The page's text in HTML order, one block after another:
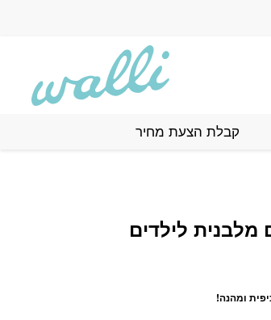
קבלת הצעת מחיר
לילדים
ומהנה!